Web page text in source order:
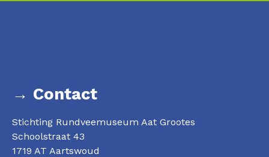
→ Contact
Stichting Rundveemuseum Aat Grootes
Schoolstraat 43
1719 AT Aartswoud